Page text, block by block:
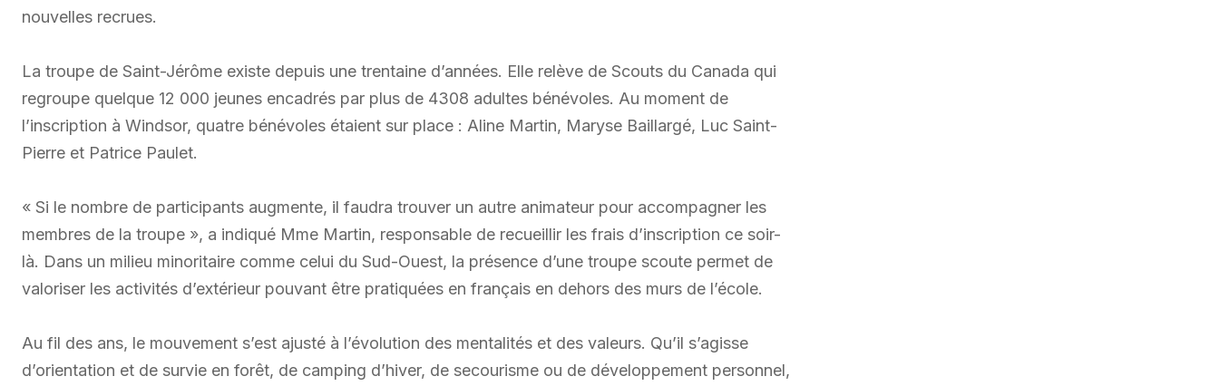
nouvelles recrues.
La troupe de Saint-Jérôme existe depuis une trentaine d’années. Elle relève de Scouts du Canada qui
regroupe quelque 12 000 jeunes encadrés par plus de 4308 adultes bénévoles. Au moment de
l’inscription à Windsor, quatre bénévoles étaient sur place : Aline Martin, Maryse Baillargé, Luc Saint-
Pierre et Patrice Paulet.
« Si le nombre de participants augmente, il faudra trouver un autre animateur pour accompagner les
membres de la troupe », a indiqué Mme Martin, responsable de recueillir les frais d’inscription ce soir-
là. Dans un milieu minoritaire comme celui du Sud-Ouest, la présence d’une troupe scoute permet de
valoriser les activités d’extérieur pouvant être pratiquées en français en dehors des murs de l’école.
Au fil des ans, le mouvement s’est ajusté à l’évolution des mentalités et des valeurs. Qu’il s’agisse
d’orientation et de survie en forêt, de camping d’hiver, de secourisme ou de développement personnel,